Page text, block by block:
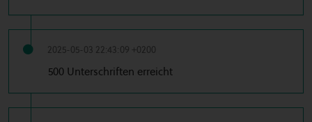
2025-05-03 22:43:09 +0200
500 Unterschriften erreicht